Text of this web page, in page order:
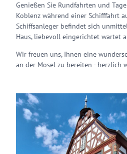
Genießen Sie Rundfahrten und
Koblenz während einer Schifffahrt
Schiffsanleger befindet sich
Haus, liebevoll eingerichtet wartet
Wir freuen uns, Ihnen eine
an der Mosel zu bereiten - herzlich